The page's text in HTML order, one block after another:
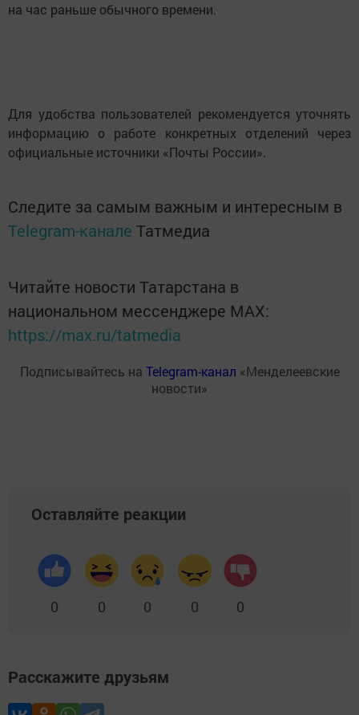
на час раньше обычного времени.
Для удобства пользователей рекомендуется уточнять
информацию о работе конкретных отделений через
официальные источники «Почты России».
Следите за самым важным и интересным в
Telegram-канале Татмедиа
Читайте новости Татарстана в
национальном мессенджере MАХ:
https://max.ru/tatmedia
Подписывайтесь на Telegram-канал «Менделеевские
новости»
Оставляйте реакции
0 0 0 0 0
Расскажите друзьям